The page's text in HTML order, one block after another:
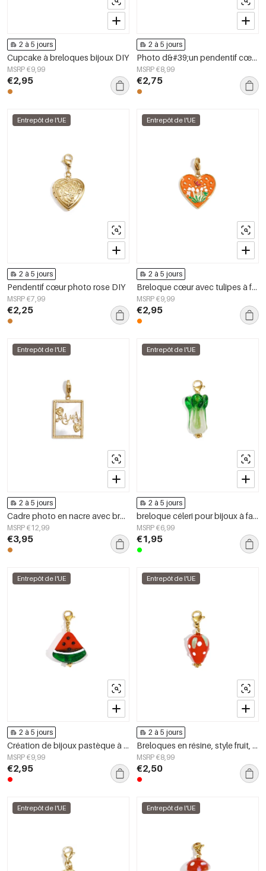
2 à 5 jours
Cupcake à breloques bijoux DIY
MSRP €9,99
€2,95
2 à 5 jours
Photo d&#39;un pendentif cœur à breloque bijou à faire soi-même
MSRP €8,99
€2,75
Entrepôt de l'UE
2 à 5 jours
Pendentif cœur photo rose DIY
MSRP €7,99
€2,25
Entrepôt de l'UE
2 à 5 jours
Breloque cœur avec tulipes à faire soi-même
MSRP €9,99
€2,95
Entrepôt de l'UE
2 à 5 jours
Cadre photo en nacre avec breloque bijou cadeau de maman à faire soi-même
MSRP €12,99
€3,95
Entrepôt de l'UE
2 à 5 jours
breloque céleri pour bijoux à faire soi-même
MSRP €6,99
€1,95
Entrepôt de l'UE
2 à 5 jours
Création de bijoux pastèque à faire soi-même
MSRP €9,99
€2,95
Entrepôt de l'UE
2 à 5 jours
Breloques en résine, style fruit, collection décontractée et simple pour femmes
MSRP €8,99
€2,50
Entrepôt de l'UE Entrepôt de l'UE